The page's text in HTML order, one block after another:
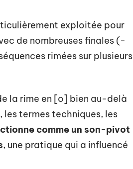
exploitée pour
de nombreuses finales (-
rimées sur plusieurs
la rime en [o] bien au-delà
termes techniques, les
comme un son-pivot
, une pratique qui a influencé